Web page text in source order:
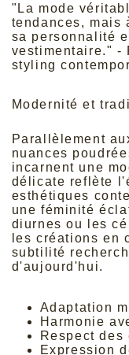
"La mode
tendances, mais
sa personnalité
vestimentaire." -
styling
Modernité et
Parallèlement
nuances
incarnent une
délicate reflète
esthétiques
une féminité
diurnes ou les
les créations en
subtilité
d'aujourd'hui.
Adaptation
Harmonie
Respect des
Expression